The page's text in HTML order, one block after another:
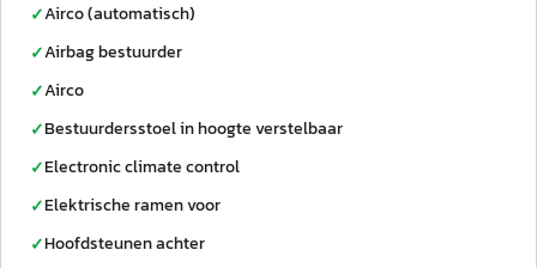
✓Airco (automatisch)
✓Airbag bestuurder
✓Airco
✓Bestuurdersstoel in hoogte verstelbaar
✓Electronic climate control
✓Elektrische ramen voor
✓Hoofdsteunen achter